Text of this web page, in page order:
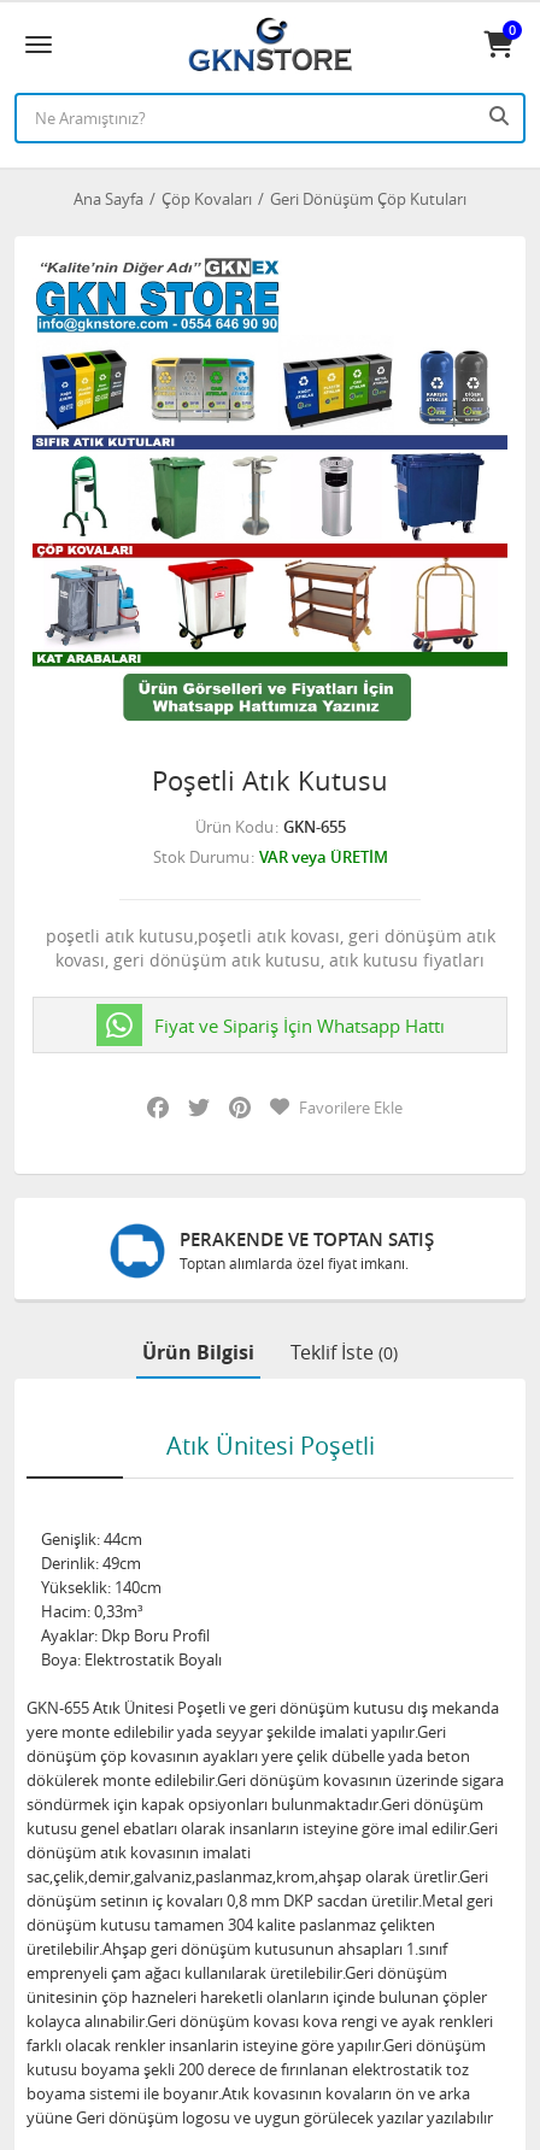
0
Ana Sayfa Çöp Kovaları Geri Dönüşüm Çöp Kutuları
Poşetli Atık Kutusu
Ürün Kodu GKN-655
Stok Durumu VAR veya ÜRETİM
poşetli atık kutusu,poşetli atık kovası, geri dönüşüm atık
kovası, geri dönüşüm atık kutusu, atık kutusu fiyatları
Fiyat ve Sipariş İçin Whatsapp Hattı
Facebook
Twitter PinterestFavorilere Ekle
PERAKENDE VE TOPTAN SATIŞ
Toptan alımlarda özel fiyat imkanı.
Ürün Bilgisi Teklif İste (0)
Atık Ünitesi Poşetli
Genişlik: 44cm
Derinlik: 49cm
Yükseklik: 140cm
Hacim: 0,33m³
Ayaklar: Dkp Boru Profil
Boya: Elektrostatik Boyalı
GKN-655 Atık Ünitesi Poşetli ve geri dönüşüm kutusu dış mekanda
yere monte edilebilir yada seyyar şekilde imalati yapılır.Geri
dönüşüm çöp kovasının ayakları yere çelik dübelle yada beton
dökülerek monte edilebilir.Geri dönüşüm kovasının üzerinde sigara
söndürmek için kapak opsiyonları bulunmaktadır.Geri dönüşüm
kutusu genel ebatları olarak insanların isteyine göre imal edilir.Geri
dönüşüm atık kovasının imalati
sac,çelik,demir,galvaniz,paslanmaz,krom,ahşap olarak üretlir.Geri
dönüşüm setinın iç kovaları 0,8 mm DKP sacdan üretilir.Metal geri
dönüşüm kutusu tamamen 304 kalite paslanmaz çelikten
üretilebilir.Ahşap geri dönüşüm kutusunun ahsapları 1.sınıf
emprenyeli çam ağacı kullanılarak üretilebilir.Geri dönüşüm
ünitesinin çöp hazneleri hareketli olanların içinde bulunan çöpler
kolayca alınabilir.Geri dönüşüm kovası kova rengi ve ayak renkleri
farklı olacak renkler insanlarin isteyine göre yapılır.Geri dönüşüm
kutusu boyama şekli 200 derece de fırınlanan elektrostatik toz
boyama sistemi ile boyanır.Atık kovasının kovaların ön ve arka
yüüne Geri dönüşüm logosu ve uygun görülecek yazılar yazılabılır